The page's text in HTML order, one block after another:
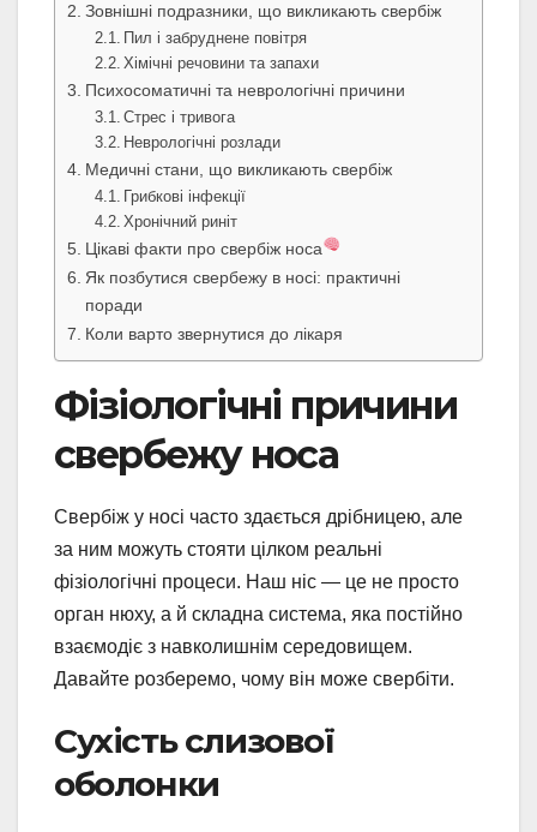
Зовнішні подразники, що викликають свербіж
Пил і забруднене повітря
Хімічні речовини та запахи
Психосоматичні та неврологічні причини
Стрес і тривога
Неврологічні розлади
Медичні стани, що викликають свербіж
Грибкові інфекції
Хронічний риніт
Цікаві факти про свербіж носа
Як позбутися свербежу в носі: практичні
поради
Коли варто звернутися до лікаря
Фізіологічні причини
свербежу носа
Свербіж у носі часто здається дрібницею, але
за ним можуть стояти цілком реальні
фізіологічні процеси. Наш ніс — це не просто
орган нюху, а й складна система, яка постійно
взаємодіє з навколишнім середовищем.
Давайте розберемо, чому він може свербіти.
Сухість слизової
оболонки